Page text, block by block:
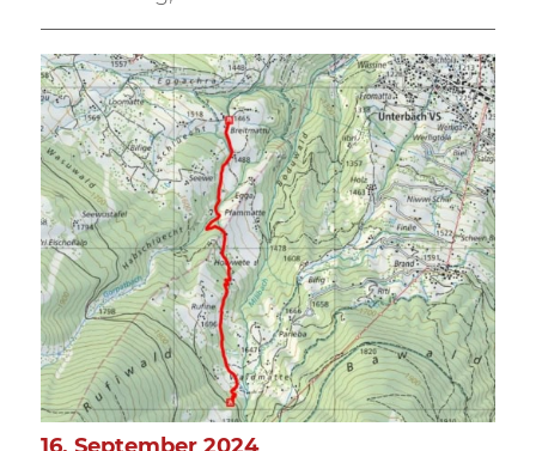
16. September 2024